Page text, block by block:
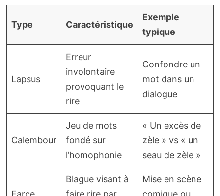
Type Caractéristique
Exemple
typique
Lapsus
Erreur
involontaire
provoquant le
rire
Confondre un
mot dans un
dialogue
Calembour
Jeu de mots
fondé sur
l’homophonie
« Un excès de
zèle » vs « un
seau de zèle »
Farce
Blague visant à
faire rire par
Mise en scène
comique ou